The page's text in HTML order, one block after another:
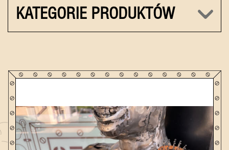
KATEGORIE PRODUKTÓW